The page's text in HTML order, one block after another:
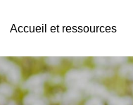
Accueil et ressources